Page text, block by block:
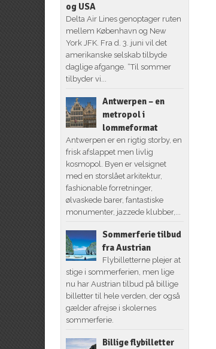
og USA
Delta Air Lines genoptager ruten
mellem København og New
York JFK. Fra d. 3. juni vil det
amerikanske selskab tilbyde
daglige afgange. “Til sommer
tilbyder vi...
Antwerpen – en
metropol i
lommeformat
Antwerpen er en rigtig storby, en
frisk afslappet men livlig
kosmopol. Byen er velsignet
med en storslået arkitektur,
fashionable forretninger,
ølvaskede barer, fantastiske
monumenter, jazzede klubber,...
Sommerferie tilbud
fra Austrian
Flybilletterne plejer at
stige i sommerferien, men lige
nu har Austrian tilbud på billige
billetter til hele verden, der også
gælder afrejse i skolernes
sommerferie.
Billige flybilletter